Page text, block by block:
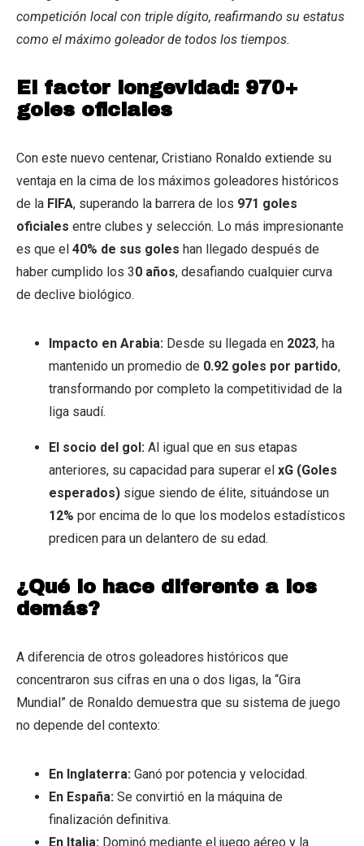
competición local con triple dígito, reafirmando su estatus
como el máximo goleador de todos los tiempos.
El factor longevidad: 970+
goles oficiales
Con este nuevo centenar, Cristiano Ronaldo extiende su
ventaja en la cima de los máximos goleadores históricos
de la FIFA, superando la barrera de los 971 goles
oficiales entre clubes y selección. Lo más impresionante
es que el 40% de sus goles han llegado después de
haber cumplido los 30 años, desafiando cualquier curva
de declive biológico.
Impacto en Arabia: Desde su llegada en 2023, ha
mantenido un promedio de 0.92 goles por partido,
transformando por completo la competitividad de la
liga saudí.
El socio del gol: Al igual que en sus etapas
anteriores, su capacidad para superar el xG (Goles
esperados) sigue siendo de élite, situándose un
12% por encima de lo que los modelos estadísticos
predicen para un delantero de su edad.
¿Qué lo hace diferente a los
demás?
A diferencia de otros goleadores históricos que
concentraron sus cifras en una o dos ligas, la “Gira
Mundial” de Ronaldo demuestra que su sistema de juego
no depende del contexto:
En Inglaterra: Ganó por potencia y velocidad.
En España: Se convirtió en la máquina de
finalización definitiva.
En Italia: Dominó mediante el juego aéreo y la